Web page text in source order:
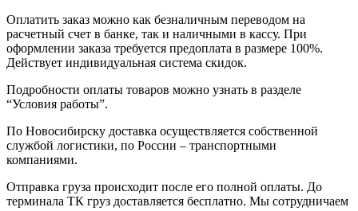
Оплатить заказ можно как безналичным переводом на
расчетный счет в банке, так и наличными в кассу. При
оформлении заказа требуется предоплата в размере 100%.
Действует индивидуальная система скидок.
Подробности оплаты товаров можно узнать в разделе
“Условия работы”.
По Новосибирску доставка осуществляется собственной
службой логистики, по России – транспортными
компаниями.
Отправка груза происходит после его полной оплаты. До
терминала ТК груз доставляется бесплатно. Мы сотрудничаем